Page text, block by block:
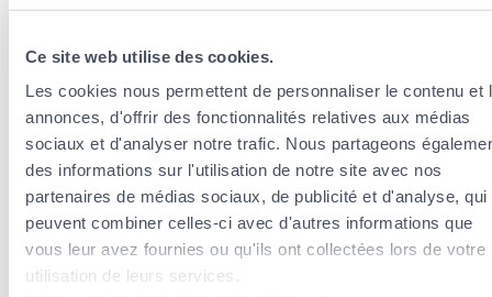
Ce site web utilise des cookies.
Les cookies nous permettent de personnaliser le contenu et
annonces, d'offrir des fonctionnalités relatives aux médias
sociaux et d'analyser notre trafic. Nous partageons
des informations sur l'utilisation de notre site avec nos
partenaires de médias sociaux, de publicité et d'analyse, qui
peuvent combiner celles-ci avec d'autres informations que
vous leur avez fournies ou qu'ils ont collectées lors de votre
utilisation de leurs services.
I have been living in Luxembourg for less than a year
or I’m moving there soon.
Comment